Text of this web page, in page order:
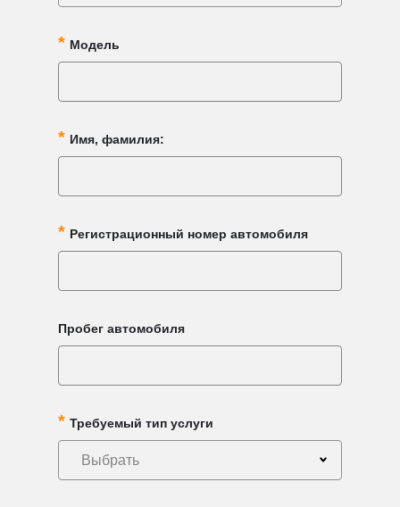
Модель
Имя, фамилия:
Регистрационный номер автомобиля
Пробег автомобиля
Требуемый тип услуги
Выбрать